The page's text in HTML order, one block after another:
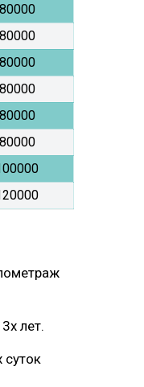
лет.
суток